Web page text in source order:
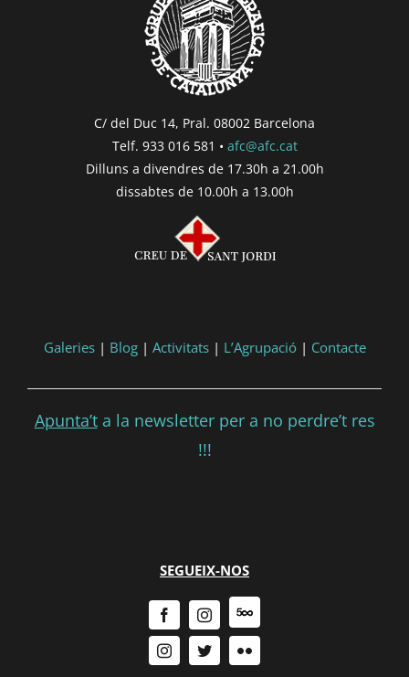
C/ del Duc 14, Pral. 08002 Barcelona
Telf. 933 016 581 • afc@afc.cat
Dilluns a divendres de 17.30h a 21.00h
dissabtes de 10.00h a 13.00h
Galeries| Blog| Activitats| L’Agrupació| Contacte
Apunta’ta la newsletter per a no perdre’t res
!!!
SEGUEIX-NOS